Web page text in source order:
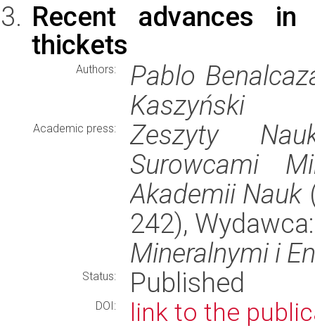
Recent advances
thickets
Authors:
Pablo
Kaszyński
Academic press:
Zeszyty
Surowcami
Akademii Nauk
242),
Mineralnymi i
Status: Published
DOI: link to the